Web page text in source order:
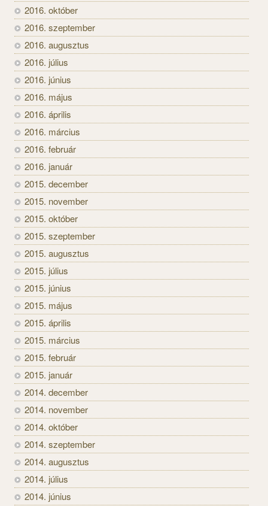
2016. október
2016. szeptember
2016. augusztus
2016. július
2016. június
2016. május
2016. április
2016. március
2016. február
2016. január
2015. december
2015. november
2015. október
2015. szeptember
2015. augusztus
2015. július
2015. június
2015. május
2015. április
2015. március
2015. február
2015. január
2014. december
2014. november
2014. október
2014. szeptember
2014. augusztus
2014. július
2014. június